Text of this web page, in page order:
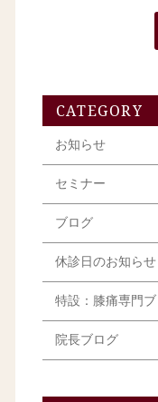
CATEGORY
お知らせ
セミナー
ブログ
休診日のお知らせ
特設：膝痛専門
院長ブログ